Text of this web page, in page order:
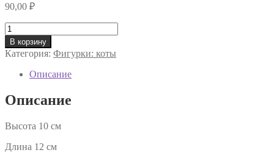
90,00 ₽
Количество
товара
Фигурка:
Кот
В корзину
Категория: Фигурки: коты
Описание
Описание
Высота 10 см
Длина 12 см